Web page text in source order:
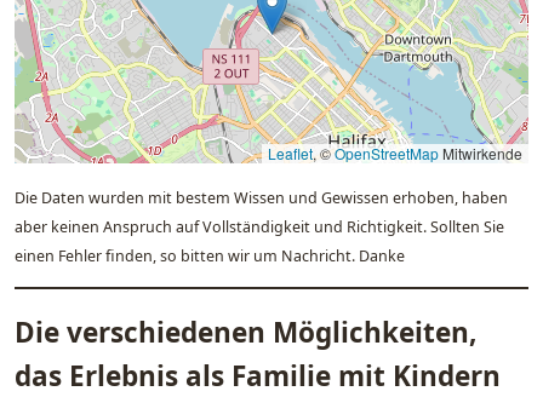
Leaflet, ©OpenStreetMap Mitwirkende
Die Daten wurden mit bestem Wissen und Gewissen erhoben, haben
aber keinen Anspruch auf Vollständigkeit und Richtigkeit. Sollten Sie
einen Fehler finden, so bitten wir um Nachricht. Danke
Die verschiedenen Möglichkeiten,
das Erlebnis als Familie mit Kindern